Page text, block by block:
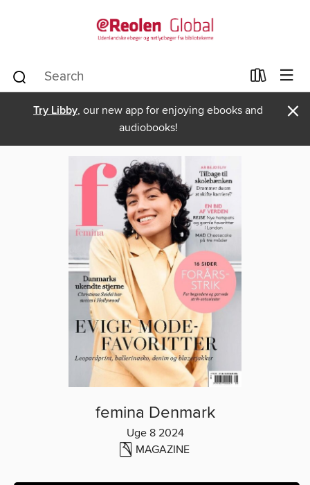
Try Libby, our new app for enjoying ebooks and
audiobooks!
×
femina Denmark
Uge 8 2024
MAGAZINE